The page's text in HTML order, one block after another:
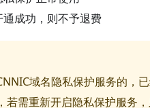
通成功，则不予退费
域名隐私保护服务的，
若需重新开启隐私保护服务